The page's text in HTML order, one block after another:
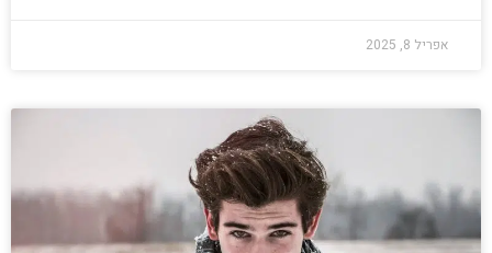
אפריל 8, 2025